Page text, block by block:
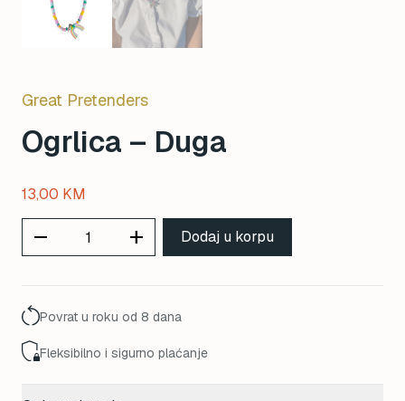
Great Pretenders
Ogrlica – Duga
13,00 KM
remove add Dodaj u korpu
Povrat u roku od 8 dana
Fleksibilno i sigurno plaćanje